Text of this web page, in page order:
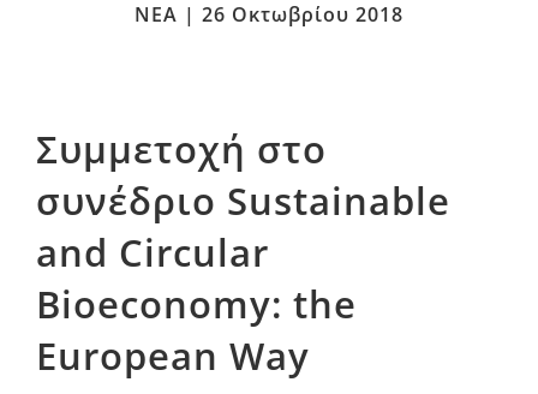
ΝΕΑ | 26 Οκτωβρίου 2018
Συμμετοχή στο
συνέδριο Sustainable
and Circular
Bioeconomy: the
European Way